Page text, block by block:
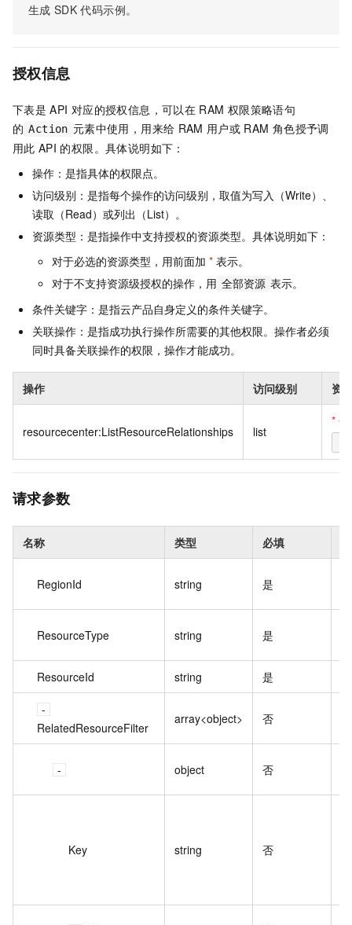
生成 SDK 代码示例。
授权信息
下表是 API 对应的授权信息，可以在 RAM 权限策略语句
的 Action 元素中使用，用来给 RAM 用户或 RAM 角色授予调
用此 API 的权限。具体说明如下：
操作：是指具体的权限点。
访问级别：是指每个操作的访问级别，取值为写入（Write）、
读取（Read）或列出（List）。
资源类型：是指操作中支持授权的资源类型。具体说明如下：
对于必选的资源类型，用前面加 * 表示。
对于不支持资源级授权的操作，用 全部资源 表示。
条件关键字：是指云产品自身定义的条件关键字。
关联操作：是指成功执行操作所需要的其他权限。操作者必须
同时具备关联操作的权限，操作才能成功。
操作 访问级别 资
resourcecenter:ListResourceRelationships list
*
请求参数
名称 类型 必填
RegionId string 是
ResourceType string 是
ResourceId string 是
RelatedResourceFilter
array<object> 否
object 否
Key string 否